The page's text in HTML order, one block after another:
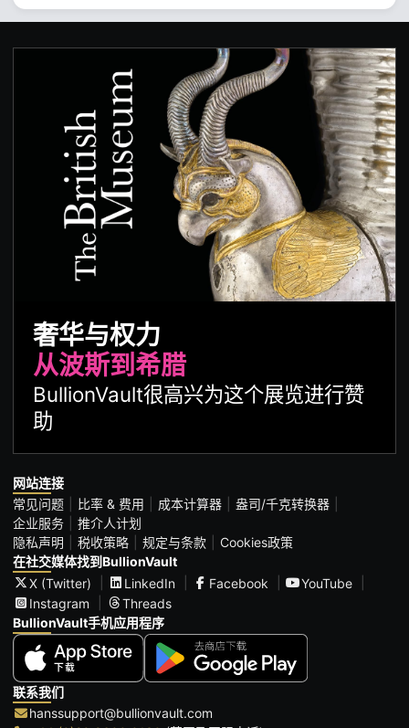
奢华与权力
从波斯到希腊
BullionVault很高兴为这个展览进行赞
助
网站连接
常见问题
比率 & 费用 成本计算器
盎司/千克转换器
企业服务
推介人计划
隐私声明
税收策略 规定与条款
Cookies政策
在社交媒体找到BullionVault
X (Twitter)
LinkedIn Facebook
YouTube
Instagram
Threads
BullionVault手机应用程序
联系我们
hanssupport@bullionvault.com